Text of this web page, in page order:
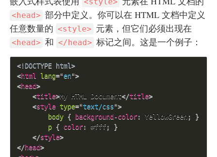
<head> 部分中定义。你可以在 HTML 文档中定义
任意数量的 <style> 元素，但它们必须出现在
<head> 和 </head> 标记之间。这是一个例子：
<!DOCTYPE html>
<html lang="en">
<head>
<title>My HTML Document</title>
<style type="text/css">
body { background-color: YellowGreen;
}
p { color: #fff;
}
</style>
</head>